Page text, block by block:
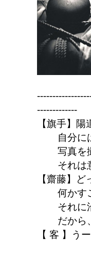
-------------
【旗手】
自分に
写真を
それは
【齋藤】ど
何かす
それに
だから
【 客 】う